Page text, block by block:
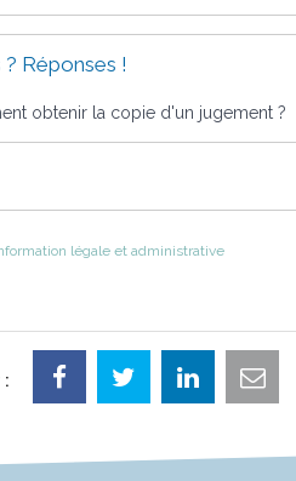
Réponses !
obtenir la copie d'un jugement ?
légale et administrative